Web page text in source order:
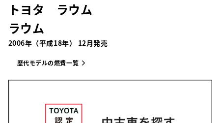
トヨタ ラウム
ラウム
2006年（平成18年） 12月発売
歴代モデルの燃費一覧